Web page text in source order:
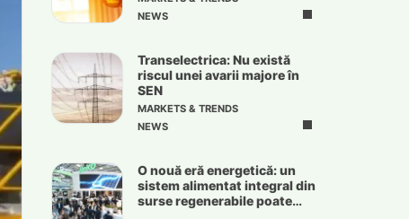
NEWS
Transelectrica: Nu există
riscul unei avarii majore în
SEN
MARKETS & TRENDS
NEWS
O nouă eră energetică: un
sistem alimentat integral din
surse regenerabile poate